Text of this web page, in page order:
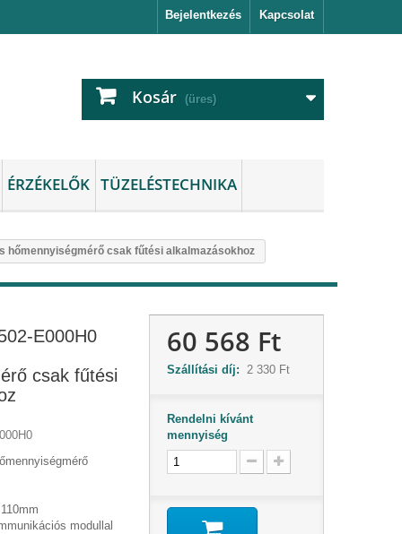
Kapcsolat
Bejelentkezés
Kosár (üres)
ÉRZÉKELŐK TÜZELÉSTECHNIKA
hőmennyiségmérő csak fűtési alkalmazásokhoz
E000H0
csak fűtési
modullal
60 568 Ft
Szállítási díj: 2 330 Ft
Rendelni kívánt
mennyiség